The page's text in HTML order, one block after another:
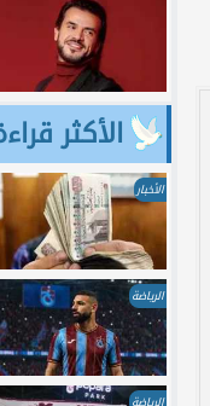
الأكثر
الأخبار
الرياضة